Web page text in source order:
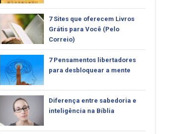
7 Sites que oferecem Livros
Grátis para Você (Pelo
Correio)
7 Pensamentos libertadores
para desbloquear a mente
Diferença entre sabedoria e
inteligência na Bíblia